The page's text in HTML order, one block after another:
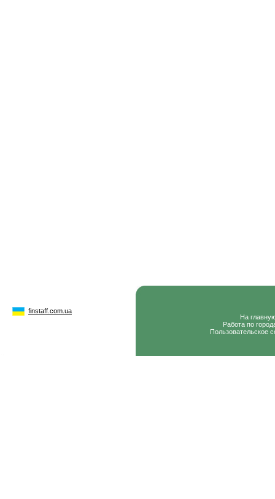
finstaff.com.ua
На
Работа по
Пользовательское